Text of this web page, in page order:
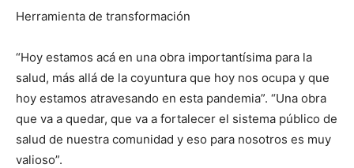
Herramienta de transformación
“Hoy estamos acá en una obra importantísima para la
salud, más allá de la coyuntura que hoy nos ocupa y que
hoy estamos atravesando en esta pandemia”. “Una obra
que va a quedar, que va a fortalecer el sistema público de
salud de nuestra comunidad y eso para nosotros es muy
valioso”.